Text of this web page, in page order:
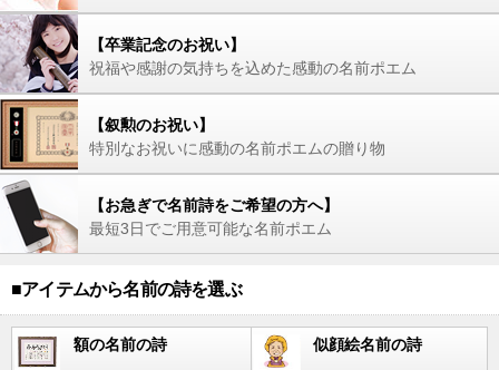
【卒業記念のお祝い】
祝福や感謝の気持ちを込めた感動の名前ポエム
【叙勲のお祝い】
特別なお祝いに感動の名前ポエムの贈り物
【お急ぎで名前詩をご希望の方へ】
最短3日でご用意可能な名前ポエム
■アイテムから名前の詩を選ぶ
額の名前の詩 似顔絵名前の詩